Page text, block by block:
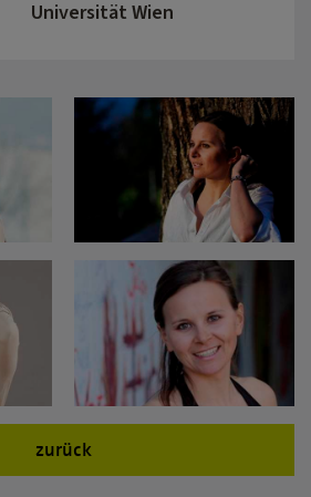
zurück
Universität Wien